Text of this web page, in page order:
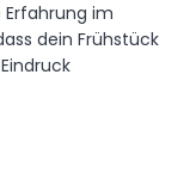
im
dein Frühstück